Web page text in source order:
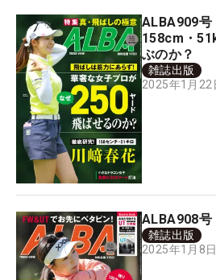
ALBA909号
158cm・
ぶのか？
雑誌出版
2025年1月22
ALBA908号
雑誌出版
2025年1月8